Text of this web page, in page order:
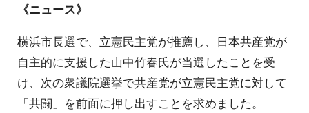
《ニュース》
横浜市長選で、立憲民主党が推薦し、日本共産党が
自主的に支援した山中竹春氏が当選したことを受
け、次の衆議院選挙で共産党が立憲民主党に対して
「共闘」を前面に押し出すことを求めました。